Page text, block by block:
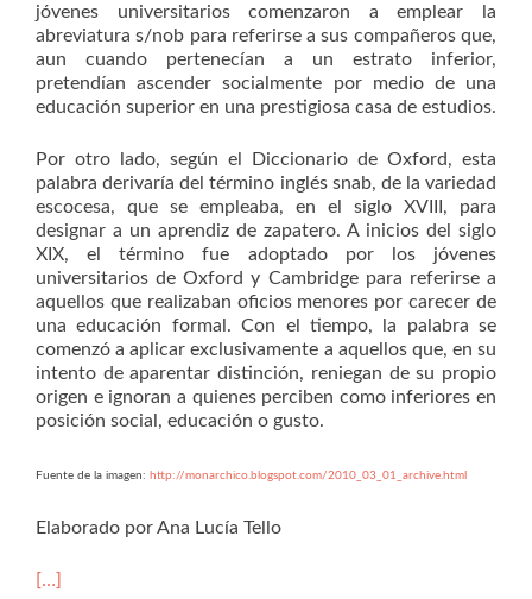
jóvenes universitarios comenzaron a emplear la
abreviatura s/nob para referirse a sus compañeros que,
aun cuando pertenecían a un estrato inferior,
pretendían ascender socialmente por medio de una
educación superior en una prestigiosa casa de estudios.
Por otro lado, según el Diccionario de Oxford, esta
palabra derivaría del término inglés snab, de la variedad
escocesa, que se empleaba, en el siglo XVIII, para
designar a un aprendiz de zapatero. A inicios del siglo
XIX, el término fue adoptado por los jóvenes
universitarios de Oxford y Cambridge para referirse a
aquellos que realizaban oficios menores por carecer de
una educación formal. Con el tiempo, la palabra se
comenzó a aplicar exclusivamente a aquellos que, en su
intento de aparentar distinción, reniegan de su propio
origen e ignoran a quienes perciben como inferiores en
posición social, educación o gusto.
Fuente de la imagen: http://monarchico.blogspot.com/2010_03_01_archive.html
Elaborado por Ana Lucía Tello
[…]